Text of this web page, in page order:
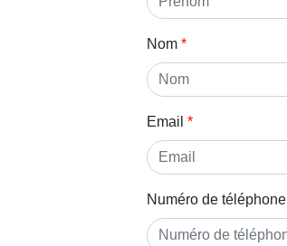
Nom
Email
Numéro de téléphone